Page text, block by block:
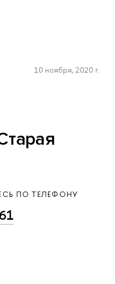
10 ноября, 2020 г.
ПО ТЕЛЕФОНУ